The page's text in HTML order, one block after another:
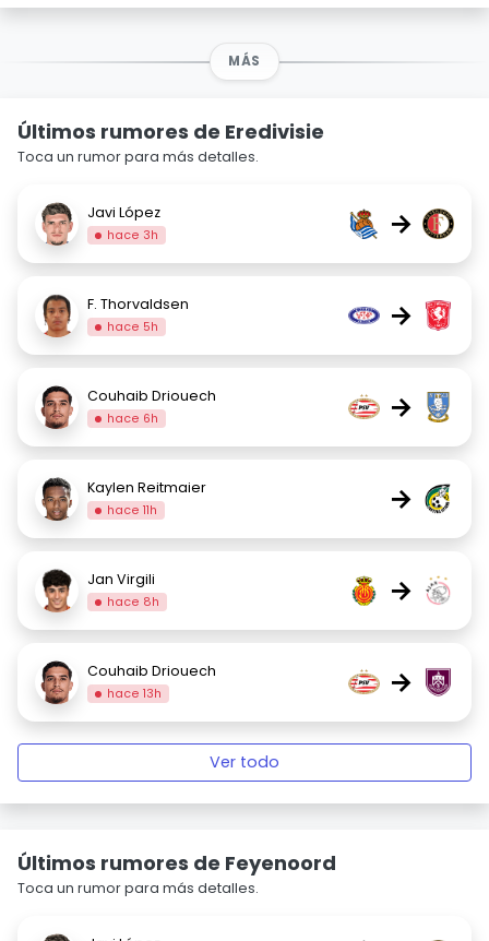
MÁS
Últimos rumores de Eredivisie
Toca un rumor para más detalles.
Javi López
hace 3h →
F. Thorvaldsen
hace 5h →
Couhaib Driouech
hace 6h →
Kaylen Reitmaier
hace 11h →
Jan Virgili
hace 8h →
Couhaib Driouech
hace 13h →
Ver todo
Últimos rumores de Feyenoord
Toca un rumor para más detalles.